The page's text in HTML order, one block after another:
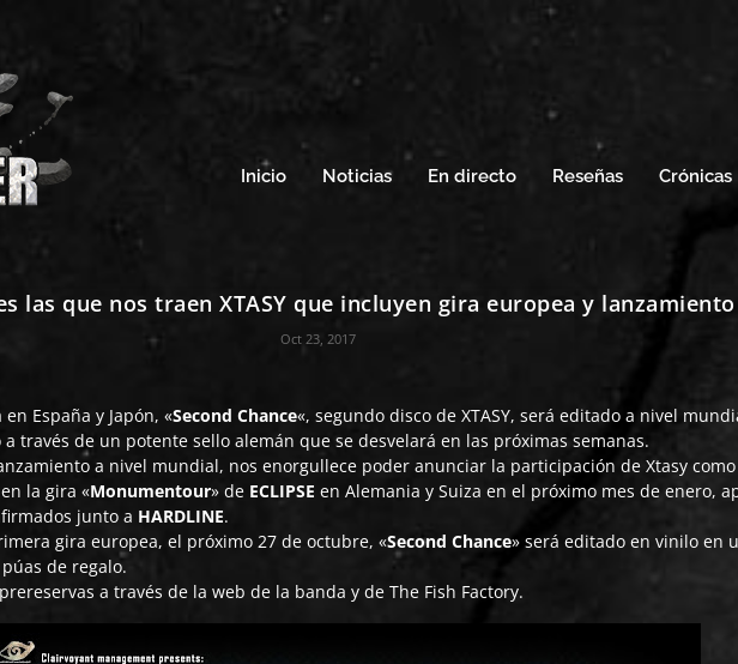
Inicio Noticias En directo Reseñas Crónicas
las que nos traen XTASY que incluyen gira europea y
Oct 23, 2017
España y Japón, «Second Chance«, segundo disco deXTASY, será editado a nivel
través de un potente sello alemán que se desvelará en las próximas semanas.
a nivel mundial, nos enorgullece poder anunciar la participación de Xtasy como
la gira «Monumentour» de ECLIPSEen Alemania y Suiza en el próximo mes de enero,
junto a HARDLINE.
gira europea, el próximo 27 de octubre, «Second Chance» será editado en vinilo en
de regalo.
a través de la web de la banda y de The Fish Factory.